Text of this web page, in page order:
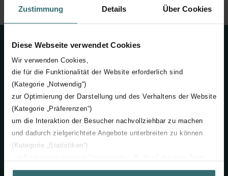
Zustimmung Details Über Cookies
Diese Webseite verwendet Cookies
Wir verwenden Cookies,
die für die Funktionalität der Website erforderlich sind
(Kategorie „Notwendig“)
zur Optimierung der Darstellung und des Verhaltens der Website
(Kategorie „Präferenzen“)
um die Interaktion der Besucher nachvollziehbar zu machen
und dadurch zielgerichtete Angebote unterbreiten zu können
(Kategorie „Statistiken“)
(Kategorie „Marketing“)
Kontakt
+420 731 414 443
info@zehnder.cz
Neváhejte se na nás obrátit
Zehnder Group Czech Republic s.r.o.
Pod Kovosvitem 1431
391 02 Sezimovo Ústí
Česká republika